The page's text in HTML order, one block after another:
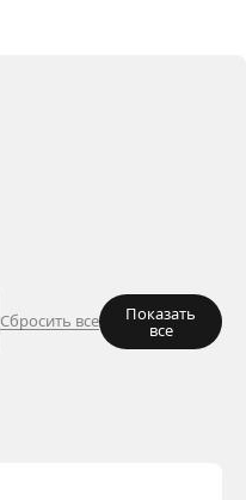
Сбросить все Показать
все